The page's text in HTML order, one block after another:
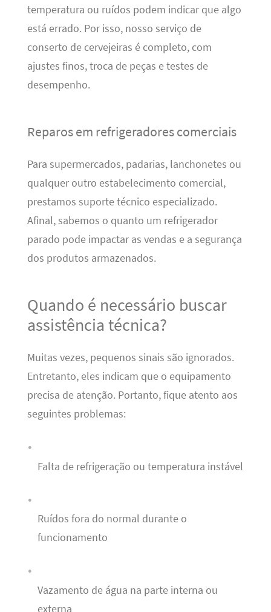
temperatura ou ruídos podem indicar que algo
está errado. Por isso, nosso serviço de
conserto de cervejeiras é completo, com
ajustes finos, troca de peças e testes de
desempenho.
Reparos em refrigeradores comerciais
Para supermercados, padarias, lanchonetes ou
qualquer outro estabelecimento comercial,
prestamos suporte técnico especializado.
Afinal, sabemos o quanto um refrigerador
parado pode impactar as vendas e a segurança
dos produtos armazenados.
Quando é necessário buscar
assistência técnica?
Muitas vezes, pequenos sinais são ignorados.
Entretanto, eles indicam que o equipamento
precisa de atenção. Portanto, fique atento aos
seguintes problemas:
Falta de refrigeração ou temperatura instável
Ruídos fora do normal durante o
funcionamento
Vazamento de água na parte interna ou
externa